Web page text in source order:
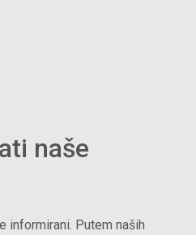
naše
informirani. Putem naših